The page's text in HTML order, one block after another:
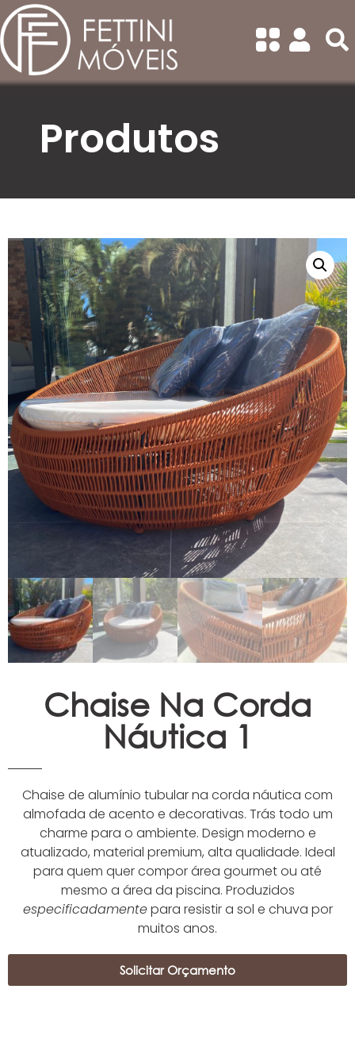
Produtos
Chaise Na Corda
Náutica 1
Chaise de alumínio tubular na corda náutica com
almofada de acento e decorativas. Trás todo um
charme para o ambiente. Design moderno e
atualizado, material premium, alta qualidade. Ideal
para quem quer compor área gourmet ou até
mesmo a área da piscina. Produzidos
especificadamentepara resistir a sol e chuva por
muitos anos.
Solicitar Orçamento
Categorias
Todas
Balanços
Bistrô
Chaise/Concha
Conjunto de Sofá
Conjuntos de Mesa Redonda
Conjuntos de Mesa
Retangular
Espreguiçadeiras
Ombrelones
Poltrona
Puffs, Champanheiras e
Bancos